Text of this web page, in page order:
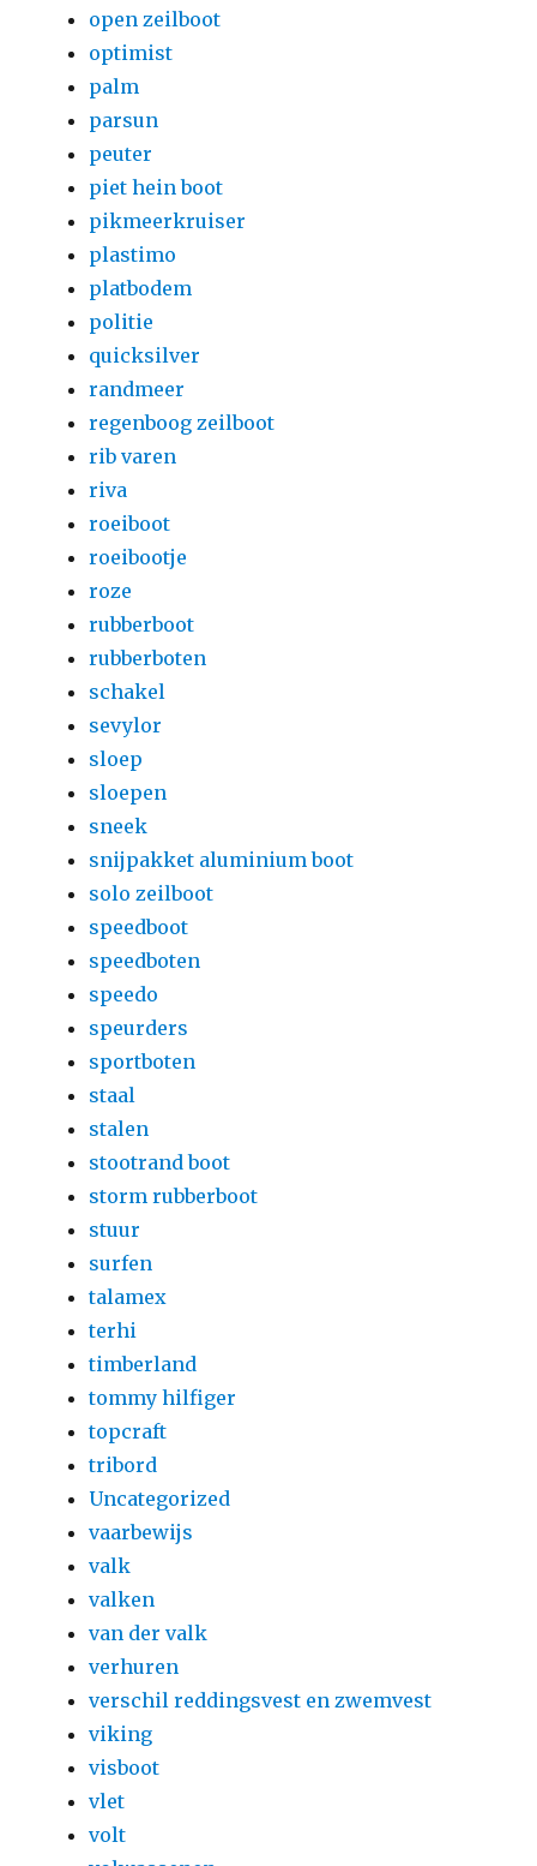
open zeilboot
optimist
palm
parsun
peuter
piet hein boot
pikmeerkruiser
plastimo
platbodem
politie
quicksilver
randmeer
regenboog zeilboot
rib varen
riva
roeiboot
roeibootje
roze
rubberboot
rubberboten
schakel
sevylor
sloep
sloepen
sneek
snijpakket aluminium boot
solo zeilboot
speedboot
speedboten
speedo
speurders
sportboten
staal
stalen
stootrand boot
storm rubberboot
stuur
surfen
talamex
terhi
timberland
tommy hilfiger
topcraft
tribord
Uncategorized
vaarbewijs
valk
valken
van der valk
verhuren
verschil reddingsvest en zwemvest
viking
visboot
vlet
volt